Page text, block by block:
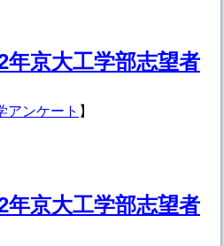
年京大工学部志望者
アンケート 】
年京大工学部志望者